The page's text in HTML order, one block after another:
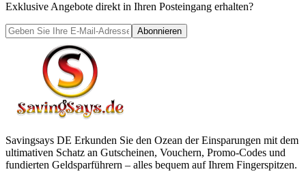
Exklusive Angebote direkt in Ihren Posteingang erhalten?
Abonnieren
Savingsays DE Erkunden Sie den Ozean der Einsparungen mit dem
ultimativen Schatz an Gutscheinen, Vouchern, Promo-Codes und
fundierten Geldsparführern – alles bequem auf Ihrem Fingerspitzen.